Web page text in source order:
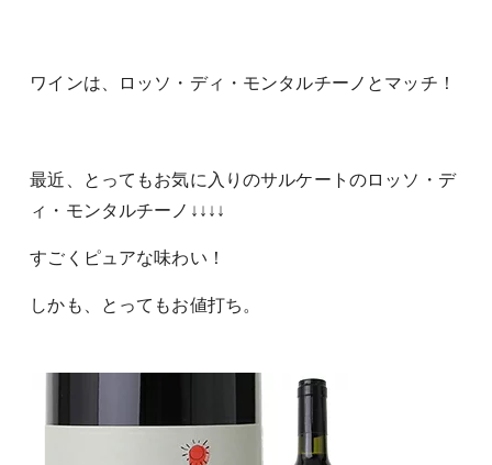
ワインは、ロッソ・ディ・モンタルチーノとマッチ！
最近、とってもお気に入りのサルケートのロッソ・デ
ィ・モンタルチーノ↓↓↓↓
すごくピュアな味わい！
しかも、とってもお値打ち。